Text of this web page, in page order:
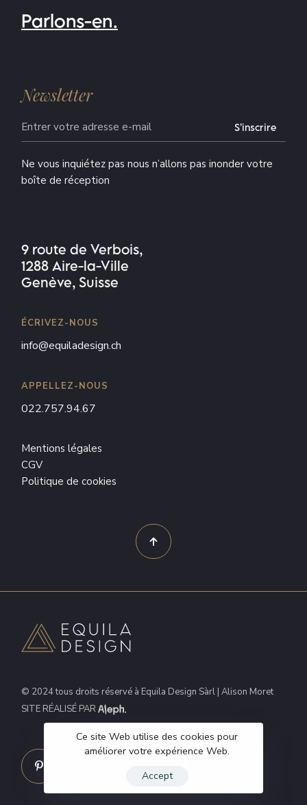
Parlons-en.
Newsletter
S’inscrire
Ne vous inquiétez pas nous n’allons pas inonder votre
boîte de réception
9 route de Verbois,
1288 Aire-la-Ville
Genève, Suisse
ÉCRIVEZ-NOUS
info@equiladesign.ch
APPELLEZ-NOUS
022.757.94.67
Mentions légales
CGV
Politique de cookies
© 2024 tous droits réservé à Equila Design Sàrl | Alison Moret
SITE RÉALISÉ PAR
Ce site Web utilise des cookies pour
améliorer votre expérience Web.
Accept